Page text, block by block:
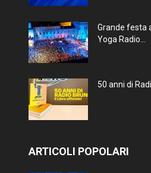
Grande festa
Yoga Radio...
50 anni di
ARTICOLI POPOLARI